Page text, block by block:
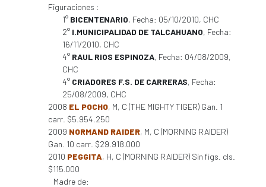
Figuraciones :
1° BICENTENARIO, Fecha: 05/10/2010, CHC
2° I.MUNICIPALIDAD DE TALCAHUANO, Fecha:
16/11/2010, CHC
4° RAUL RIOS ESPINOZA, Fecha: 04/08/2009,
CHC
4° CRIADORES F.S. DE CARRERAS, Fecha:
25/08/2009, CHC
2008 EL POCHO, M, C (THE MIGHTY TIGER) Gan. 1
carr. $5.954.250
2009 NORMAND RAIDER, M, C (MORNING RAIDER)
Gan. 10 carr. $29.918.000
2010 PEGGITA, H, C (MORNING RAIDER) Sin figs. cls.
$115.000
Madre de: